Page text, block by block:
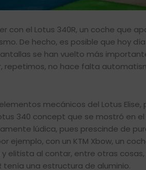
con el Lotus 340R, un coche que
De hecho, es posible que hoy
se han vuelto más
repetimos, no hace falta
mecánicos del Lotus Elise,
340 concept que se mostró en
lúdica, pues prescinde de
ejemplo, con un KTM Xbow, un
elitista al contar, entre otras
tenía una estructura de aluminio.